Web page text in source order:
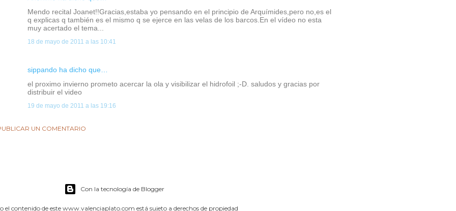
Mendo recital Joanet!!Gracias,estaba yo pensando en el principio de Arquímides,pero no,es el
q explicas q también es el mismo q se ejerce en las velas de los barcos.En el vídeo no esta
muy acertado el tema...
18 de mayo de 2011 a las 10:41
sippando ha dicho que…
el proximo invierno prometo acercar la ola y visibilizar el hidrofoil ;-D. saludos y gracias por
distribuir el video
19 de mayo de 2011 a las 19:16
UN COMENTARIO
Con la tecnología de Blogger
el contenido de este www.valenciaplato.com está sujeto a derechos de propiedad